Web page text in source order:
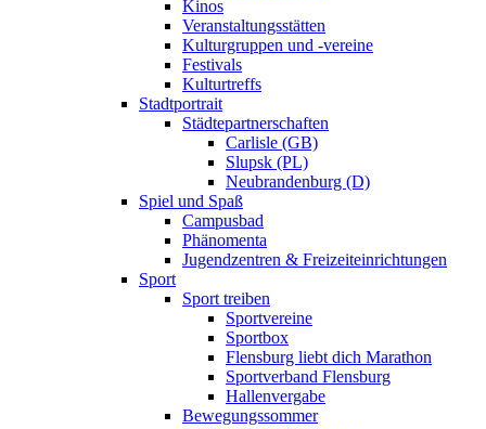
Kinos
Veranstaltungsstätten
Kulturgruppen und -vereine
Festivals
Kulturtreffs
Stadtportrait
Städtepartnerschaften
Carlisle (GB)
Slupsk (PL)
Neubrandenburg (D)
Spiel und Spaß
Campusbad
Phänomenta
Jugendzentren & Freizeiteinrichtungen
Sport
Sport treiben
Sportvereine
Sportbox
Flensburg liebt dich Marathon
Sportverband Flensburg
Hallenvergabe
Bewegungssommer